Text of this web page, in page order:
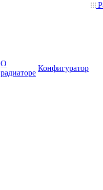
О
радиаторе
Конфигуратор